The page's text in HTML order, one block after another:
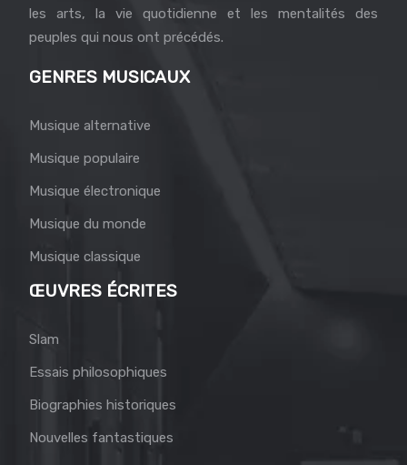
les arts, la vie quotidienne et les mentalités des
peuples qui nous ont précédés.
GENRES MUSICAUX
Musique alternative
Musique populaire
Musique électronique
Musique du monde
Musique classique
ŒUVRES ÉCRITES
Slam
Essais philosophiques
Biographies historiques
Nouvelles fantastiques